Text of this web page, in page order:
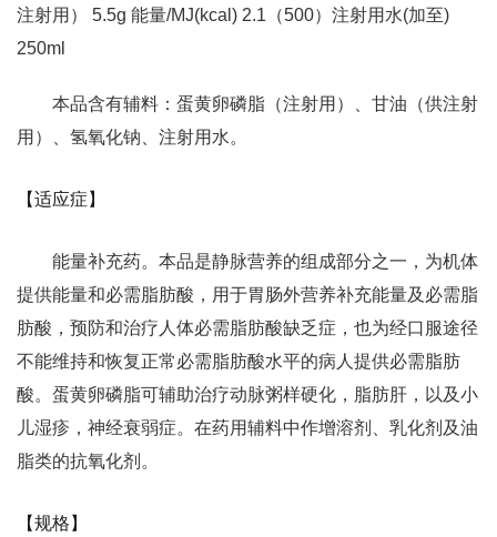
注射用） 5.5g 能量/MJ(kcal) 2.1（500）注射用水(加至)
250ml
本品含有辅料：蛋黄卵磷脂（注射用）、甘油（供注射
用）、氢氧化钠、注射用水。
【适应症】
能量补充药。本品是静脉营养的组成部分之一，为机体
提供能量和必需脂肪酸，用于胃肠外营养补充能量及必需脂
肪酸，预防和治疗人体必需脂肪酸缺乏症，也为经口服途径
不能维持和恢复正常必需脂肪酸水平的病人提供必需脂肪
酸。蛋黄卵磷脂可辅助治疗动脉粥样硬化，脂肪肝，以及小
儿湿疹，神经衰弱症。在药用辅料中作增溶剂、乳化剂及油
脂类的抗氧化剂。
【规格】